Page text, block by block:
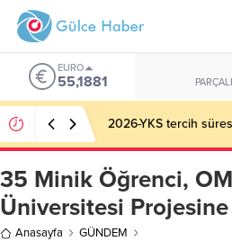
EURO
55,1881
2026-YKS tercih
35 Minik Öğrenci,
Üniversitesi Projesine
Anasayfa
GÜNDEM